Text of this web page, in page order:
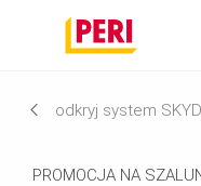
odkryj system
PROMOCJA NA